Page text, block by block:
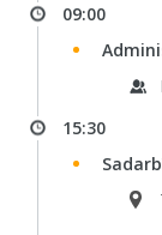
09:00
15:30